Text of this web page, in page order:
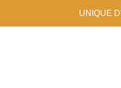
UNIQUE